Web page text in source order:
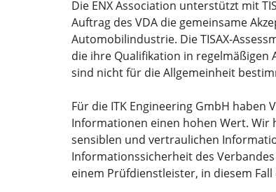
Die ENX Association unterstützt mit
Auftrag des VDA die gemeinsame
Automobilindustrie. Die TISAX-
die ihre Qualifikation in regelmäßigen
sind nicht für die Allgemeinheit
Für die ITK Engineering GmbH
Informationen einen hohen Wert. Wir
sensiblen und vertraulichen
Informationssicherheit des
einem Prüfdienstleister, in diesem